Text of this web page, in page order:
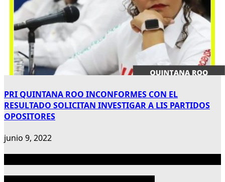
PRI QUINTANA ROO INCONFORMES CON EL
RESULTADO SOLICITAN INVESTIGAR A LIS PARTIDOS
OPOSITORES
junio 9, 2022